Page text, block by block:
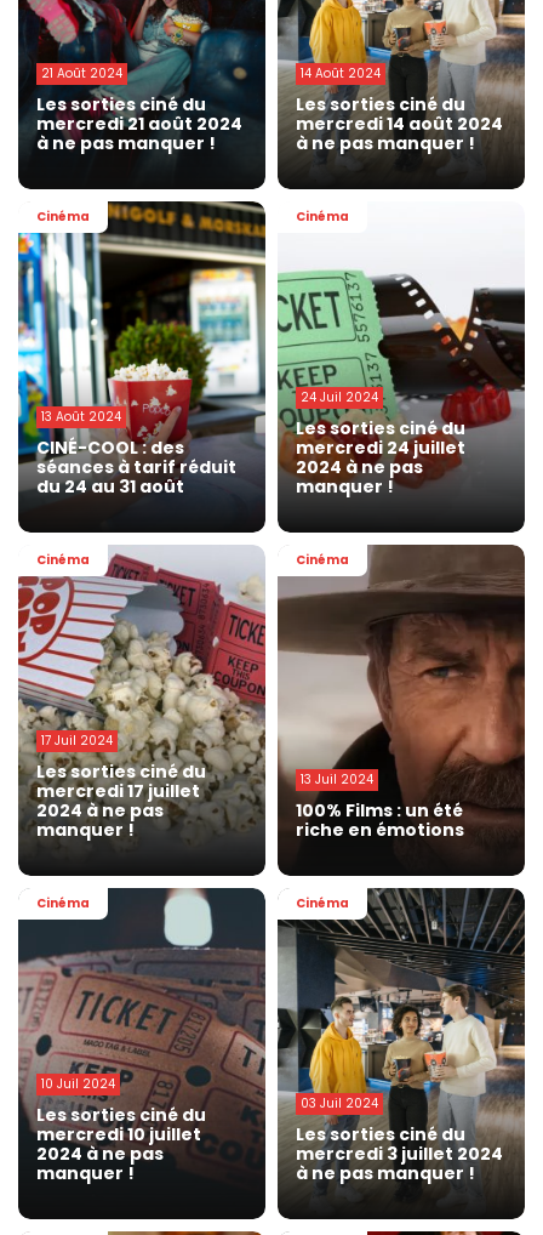
21 Août 2024
Les sorties ciné du
mercredi 21 août 2024
à ne pas manquer !
14 Août 2024
Les sorties ciné du
mercredi 14 août 2024
à ne pas manquer !
Cinéma
13 Août 2024
CINÉ-COOL : des
séances à tarif réduit
du 24 au 31 août
Cinéma
24 Juil 2024
Les sorties ciné du
mercredi 24 juillet
2024 à ne pas
manquer !
Cinéma
17 Juil 2024
Les sorties ciné du
mercredi 17 juillet
2024 à ne pas
manquer !
Cinéma
13 Juil 2024
100% Films : un été
riche en émotions
Cinéma
10 Juil 2024
Les sorties ciné du
mercredi 10 juillet
2024 à ne pas
manquer !
Cinéma
03 Juil 2024
Les sorties ciné du
mercredi 3 juillet 2024
à ne pas manquer !